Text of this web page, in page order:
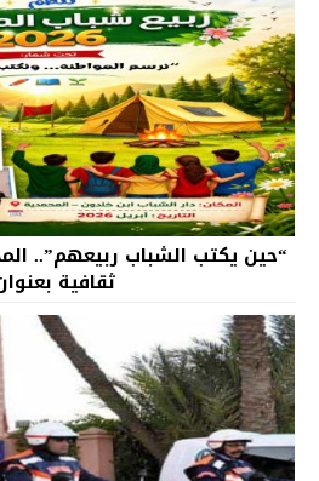
“حين يكتب الشباب ربيعهم”..
ثقافية